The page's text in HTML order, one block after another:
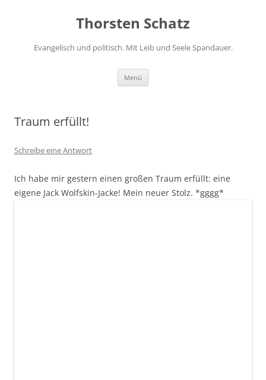
Thorsten Schatz
Evangelisch und politisch. Mit Leib und Seele Spandauer.
Menü
Traum erfüllt!
Schreibe eine Antwort
Ich habe mir gestern einen großen Traum erfüllt: eine
eigene Jack Wolfskin-Jacke! Mein neuer Stolz. *gggg*